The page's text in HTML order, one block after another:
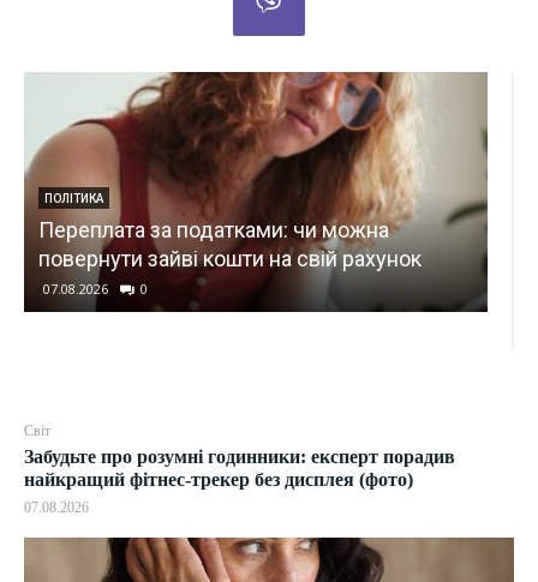
Ексміністр оборони Федоров продовжує
комунікацію з Маском з розширення
використання Starlink для ударів по РФ
07.08.2026 0
Світ
Забудьте про розумні годинники: експерт порадив
найкращий фітнес-трекер без дисплея (фото)
07.08.2026